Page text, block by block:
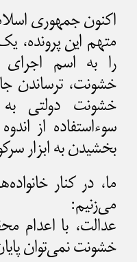
اکنون جمهوری
متهم این پرونده،
را به اسم
خشونت، ترساندن
خشونت دولتی
سوءاستفاده از
بخشیدن به ابزار
ما، در کنار
می‌زنیم:
عدالت، با اعدام
خشونت نمی‌توان